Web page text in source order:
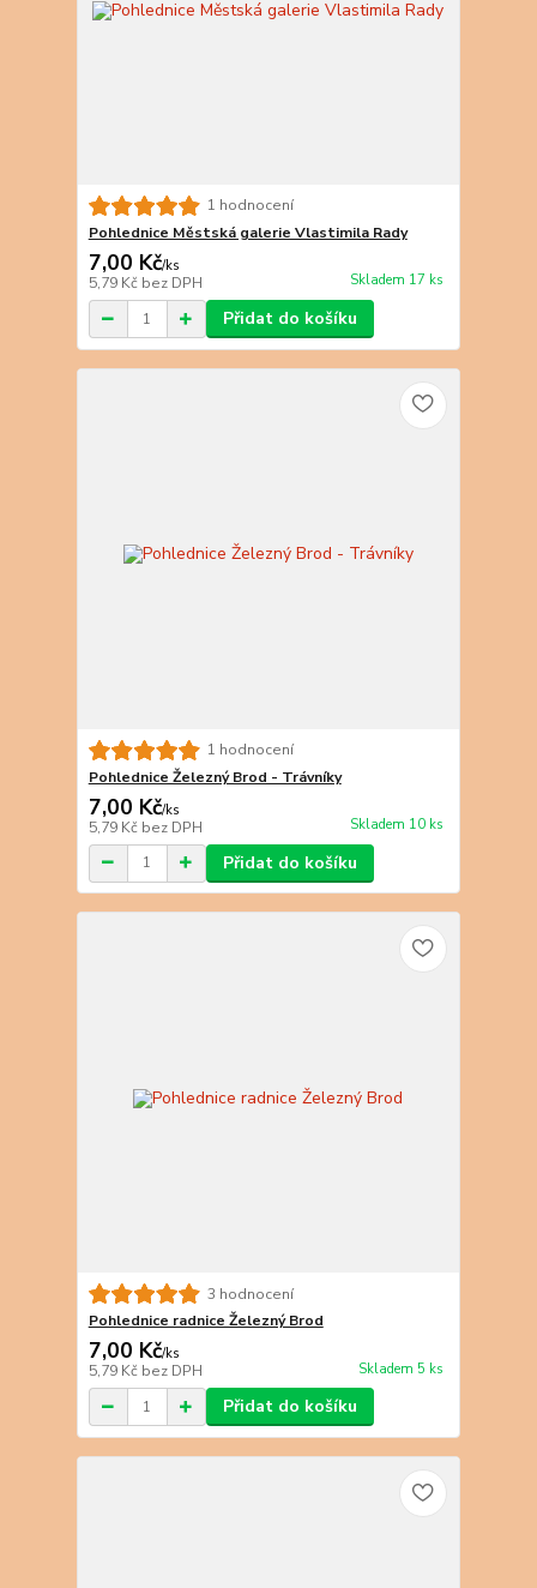
1 hodnocení
Pohlednice Městská galerie Vlastimila Rady
7,00 Kč/ks
5,79 Kč bez DPH Skladem 17 ks
Přidat do košíku
1 hodnocení
Pohlednice Železný Brod - Trávníky
7,00 Kč/ks
5,79 Kč bez DPH Skladem 10 ks
Přidat do košíku
3 hodnocení
Pohlednice radnice Železný Brod
7,00 Kč/ks
5,79 Kč bez DPH Skladem 5 ks
Přidat do košíku